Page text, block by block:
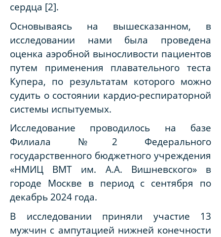
сердца [2].
Основываясь на вышесказанном, в
исследовании нами была проведена
оценка аэробной выносливости пациентов
путем применения плавательного теста
Купера, по результатам которого можно
судить о состоянии кардио-респираторной
системы испытуемых.
Исследование проводилось на базе
Филиала №2 Федерального
государственного бюджетного учреждения
«НМИЦ ВМТ им. А.А. Вишневского» в
городе Москве в период с сентября по
декабрь 2024 года.
В исследовании приняли участие 13
мужчин с ампутацией нижней конечности